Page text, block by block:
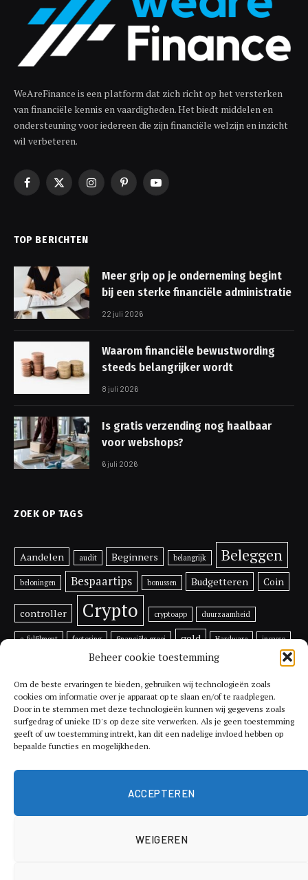
Beheer cookie toestemming
Om de beste ervaringen te bieden, gebruiken wij technologieën zoals
cookies om informatie over je apparaat op te slaan en/of te raadplegen.
Door in te stemmen met deze technologieën kunnen wij gegevens zoals
surfgedrag of unieke ID's op deze site verwerken. Als je geen toestemming
geeft of uw toestemming intrekt, kan dit een nadelige invloed hebben op
bepaalde functies en mogelijkheden.
ACCEPTEREN
WEIGEREN
WeAreFinance is een platform dat zich richt op het versterken
van financiële kennis en vaardigheden. Het biedt middelen en
ondersteuning voor iedereen die zijn financiële welzijn en inzicht
wil verbeteren.
Facebook
X
InstagramPinterestYouTube
TOP BERICHTEN
Meer grip op je onderneming begint
bij een sterke financiële administratie
22 juli 2026
Waarom financiële bewustwording
steeds belangrijker wordt
8 juli 2026
Is gratis verzending nog haalbaar
voor webshops?
6 juli 2026
ZOEK OP TAGS
Aandelen audit Beginners belangrijk Beleggen
beloningen Bespaartips bonussen Budgetteren Coin
controller Crypto cryptoapp duurzaamheid
e-fulfilment factoring financiële groei geld Hardware incasso
investeren investeren in bitcoin Lijfrente
multifunctionele ondernemen Prijs printer rentes
Ripple RSR schade Shiba Inu tips Toekomst
Token Utrecht Vechain
Voordelen xrp